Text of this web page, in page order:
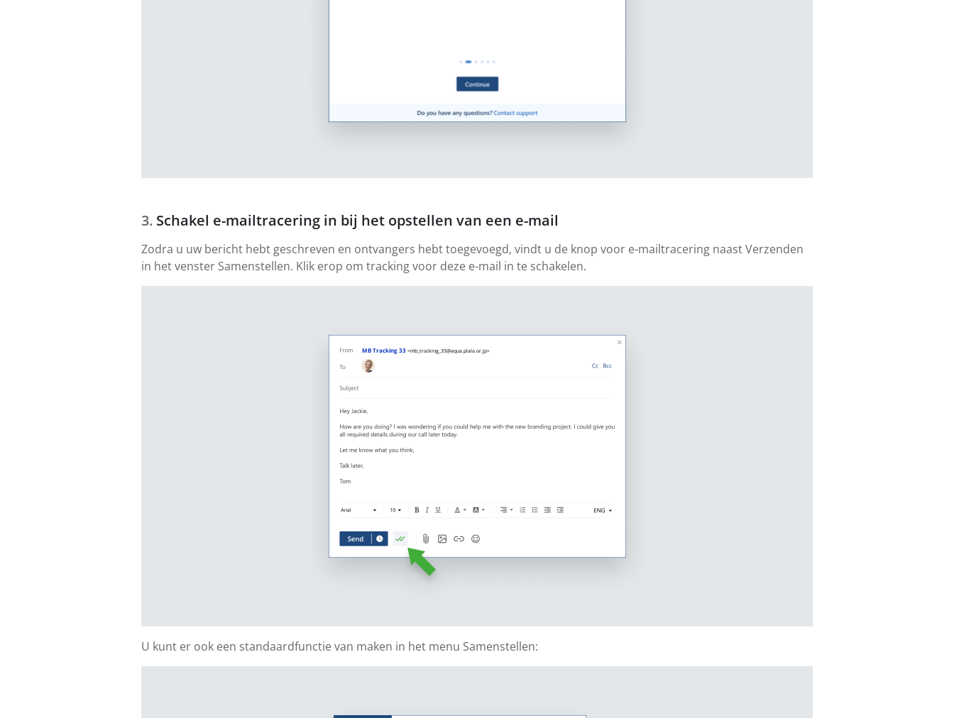
Schakel e-mailtracering in bij het opstellen van een e-mail
Zodra u uw bericht hebt geschreven en ontvangers hebt toegevoegd, vindt u de knop voor e-mailtracering naast Verzenden
in het venster Samenstellen. Klik erop om tracking voor deze e-mail in te schakelen.
MB Tracking 33 <mb_tracking_33@aqua.plala.or.jp>
U kunt er ook een standaardfunctie van maken in het menu Samenstellen: